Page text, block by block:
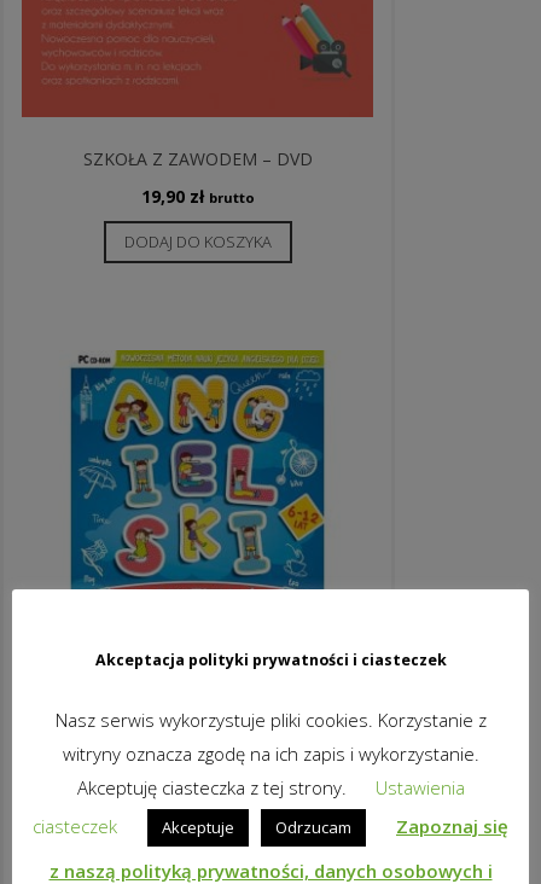
SZKOŁA Z ZAWODEM – DVD
19,90 zł brutto
DODAJ DO KOSZYKA
ANGIELSKI DLA BYSTRZAKÓW: MÓJ
DOM I OKOLICA + ŚWIAT WOKÓŁ NAS
29,74zł brutto
DODAJ DO KOSZYKA
Akceptacja polityki prywatności i ciasteczek
Nasz serwis wykorzystuje pliki cookies. Korzystanie z
witryny oznacza zgodę na ich zapis i wykorzystanie.
Akceptuję ciasteczka z tej strony.
Ustawienia
ciasteczek
Akceptuje Odrzucam
Zapoznaj się
z naszą polityką prywatności, danych osobowych i